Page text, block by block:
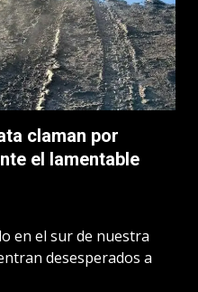
claman por
el lamentable
en el sur de nuestra
desesperados a